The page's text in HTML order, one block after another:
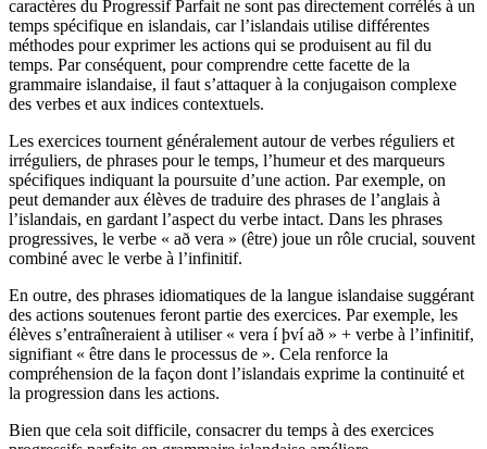
caractères du Progressif Parfait ne sont pas directement corrélés à un
temps spécifique en islandais, car l’islandais utilise différentes
méthodes pour exprimer les actions qui se produisent au fil du
temps. Par conséquent, pour comprendre cette facette de la
grammaire islandaise, il faut s’attaquer à la conjugaison complexe
des verbes et aux indices contextuels.
Les exercices tournent généralement autour de verbes réguliers et
irréguliers, de phrases pour le temps, l’humeur et des marqueurs
spécifiques indiquant la poursuite d’une action. Par exemple, on
peut demander aux élèves de traduire des phrases de l’anglais à
l’islandais, en gardant l’aspect du verbe intact. Dans les phrases
progressives, le verbe « að vera » (être) joue un rôle crucial, souvent
combiné avec le verbe à l’infinitif.
En outre, des phrases idiomatiques de la langue islandaise suggérant
des actions soutenues feront partie des exercices. Par exemple, les
élèves s’entraîneraient à utiliser « vera í því að » + verbe à l’infinitif,
signifiant « être dans le processus de ». Cela renforce la
compréhension de la façon dont l’islandais exprime la continuité et
la progression dans les actions.
Bien que cela soit difficile, consacrer du temps à des exercices